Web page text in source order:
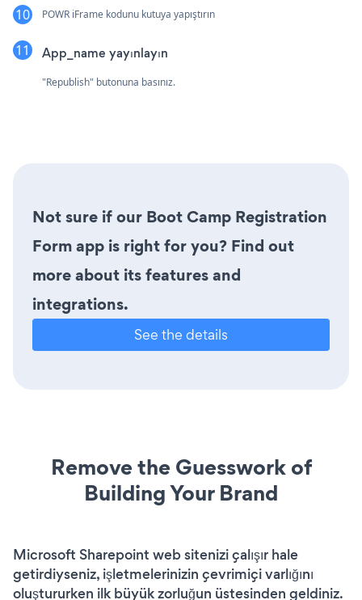
POWR iFrame kodunu kutuya yapıştırın
App_name yayınlayın
"Republish" butonuna basınız.
Not sure if our Boot Camp Registration
Form app is right for you? Find out
more about its features and
integrations.
See the details
Remove the Guesswork of
Building Your Brand
Microsoft Sharepoint web sitenizi çalışır hale
getirdiyseniz, işletmelerinizin çevrimiçi varlığını
oluştururken ilk büyük zorluğun üstesinden geldiniz.